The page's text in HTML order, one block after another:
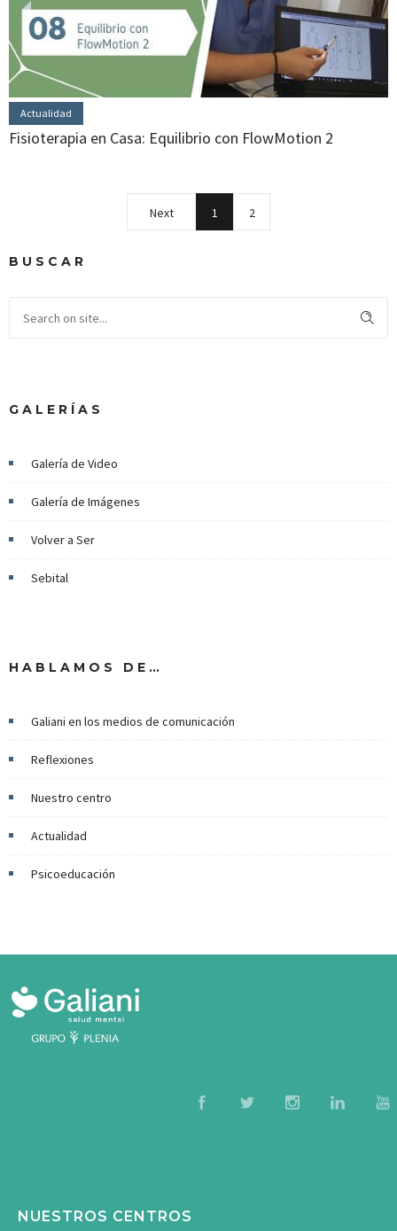
Actualidad
Fisioterapia en Casa: Equilibrio con FlowMotion 2
Next 1 2
BUSCAR
GALERÍAS
Galería de Video
Galería de Imágenes
Volver a Ser
Sebital
HABLAMOS DE…
Galiani en los medios de comunicación
Reflexiones
Nuestro centro
Actualidad
Psicoeducación
NUESTROS CENTROS